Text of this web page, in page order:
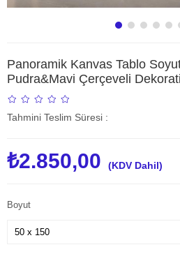
Panoramik Kanvas Tablo
Pudra&Mavi Çerçeveli
Tahmini Teslim Süresi :
₺2.850,00 (KDV Dahil)
Boyut